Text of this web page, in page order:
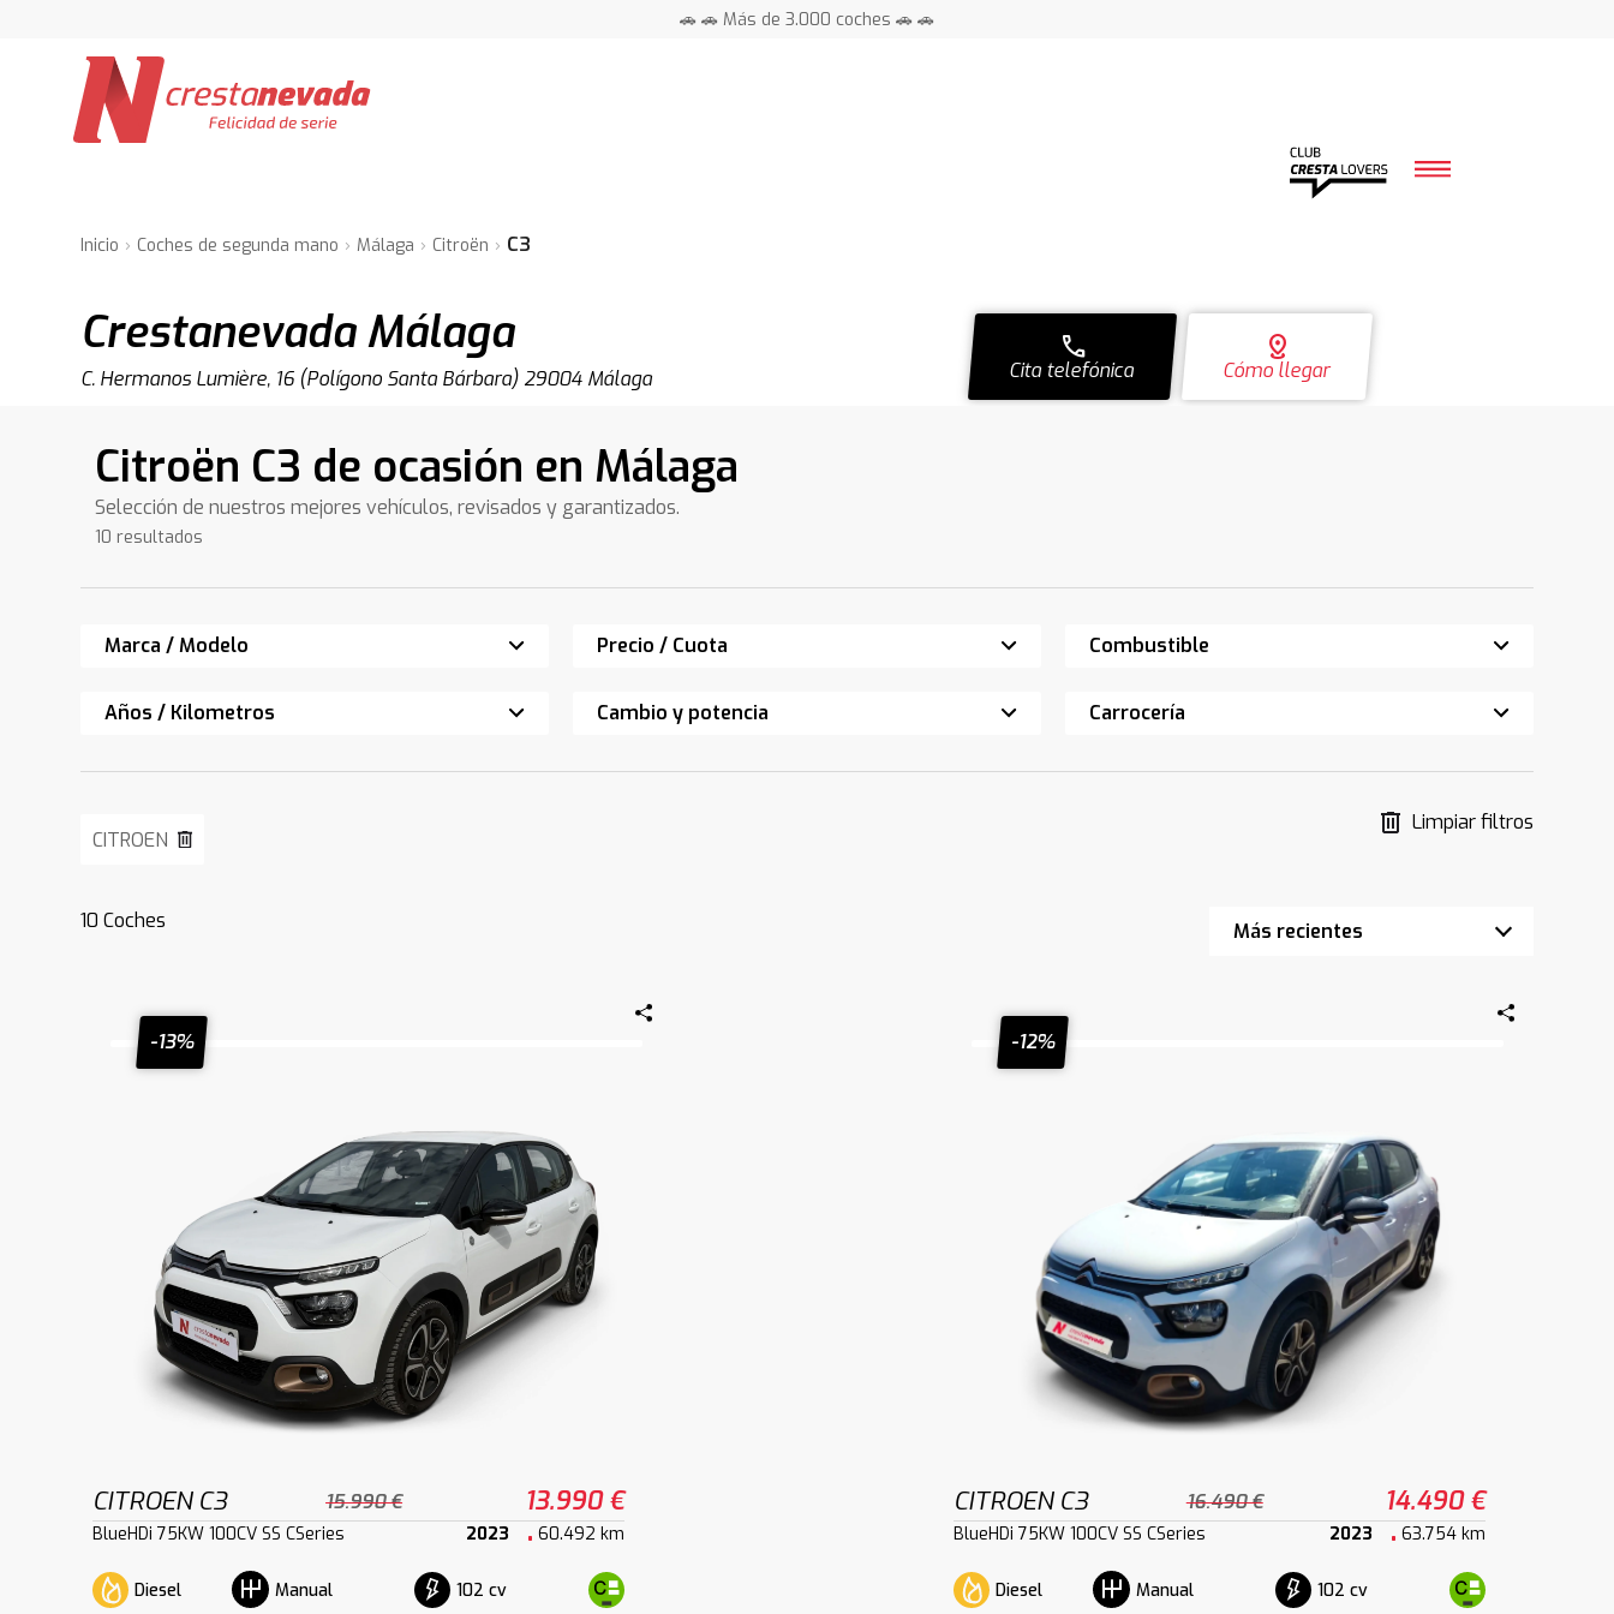
🚗 🚗 Más de 3.000 coches 🚗 🚗
Inicio Coches de segunda mano Málaga Citroën C3
Crestanevada Málaga
C. Hermanos Lumière, 16 (Polígono Santa Bárbara) 29004 Málaga
distance
Cómo llegar
call
Cita telefónica
Citroën C3 de ocasión en Málaga
Selección de nuestros mejores vehículos, revisados y garantizados.
10 resultados
Marca / Modelo Precio / Cuota Combustible
Años / Kilometros Cambio y potencia Carrocería
CITROEN
Limpiar filtros
10 Coches
-13%
CITROEN C3 15.990 € 13.990 €
BlueHDi 75KW 100CV SS CSeries 2023 60.492 km
Diesel Manual 102 cv
-12%
CITROEN C3 16.490 € 14.490 €
BlueHDi 75KW 100CV SS CSeries 2023 63.754 km
Diesel Manual 102 cv